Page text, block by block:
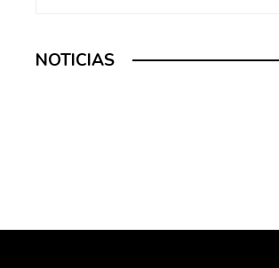
NOTICIAS